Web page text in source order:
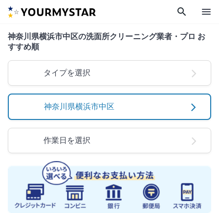
search menu
神奈川県横浜市中区の洗面所クリーニング業者・プロ お
すすめ順
タイプを選択
神奈川県横浜市中区
作業日を選択